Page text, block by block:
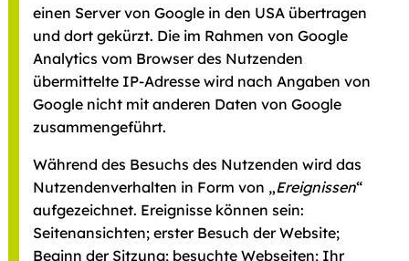
einen Server von Google in den USA übertragen
und dort gekürzt. Die im Rahmen von Google
Analytics vom Browser des Nutzenden
übermittelte IP-Adresse wird nach Angaben von
Google nicht mit anderen Daten von Google
zusammengeführt.
Während des Besuchs des Nutzenden wird das
Nutzendenverhalten in Form von „Ereignissen“
aufgezeichnet. Ereignisse können sein:
Seitenansichten; erster Besuch der Website;
Beginn der Sitzung; besuchte Webseiten; Ihr